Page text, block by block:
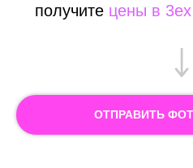
получите цены в
ОТПРАВИТЬ